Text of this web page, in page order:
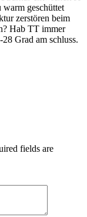
warm geschüttet
zerstören beim
Hab TT immer
Grad am schluss.
fields are